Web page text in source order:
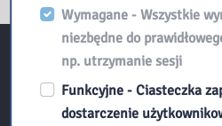
Kontakt:
Wymagane - Wszystkie
niezbędne do
np. utrzymanie sesji
Funkcyjne - Ciasteczka
dostarczenie